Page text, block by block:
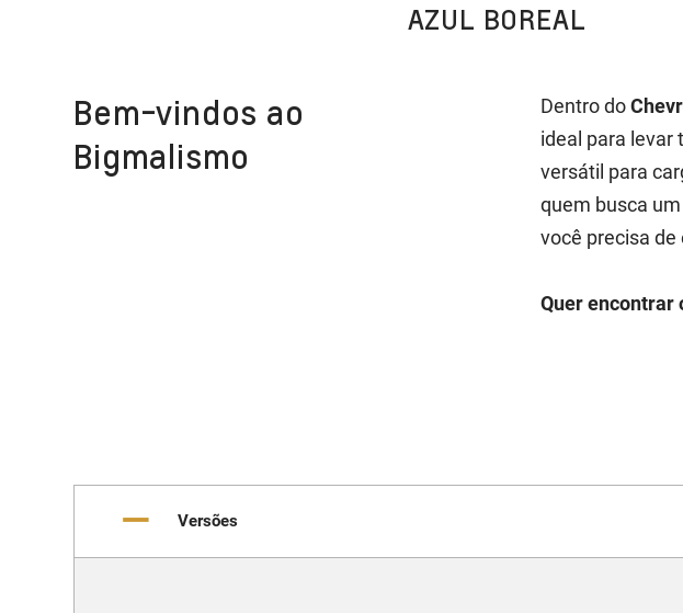
AZUL BOREAL
Bem-vindos ao
Bigmalismo
Dentro do
ideal para levar
versátil para
quem busca
você precisa de
Quer encontrar
Versões